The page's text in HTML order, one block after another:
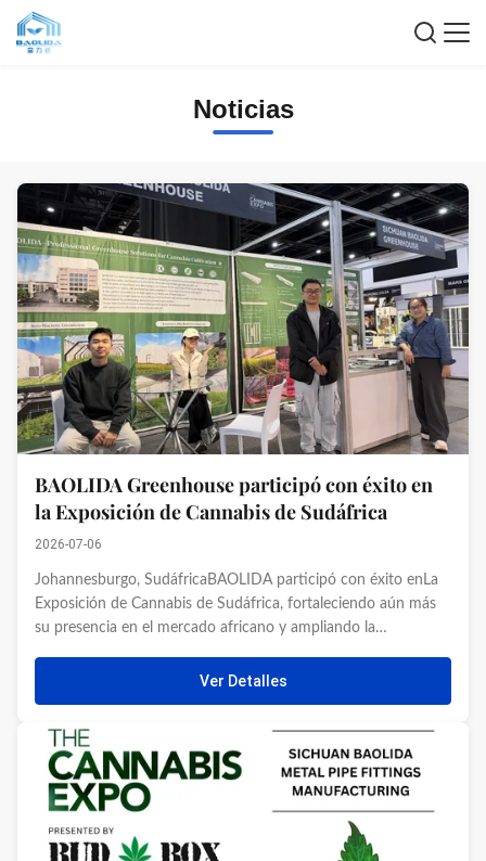
Noticias
BAOLIDA Greenhouse participó con éxito en
la Exposición de Cannabis de Sudáfrica
2026-07-06
Johannesburgo, SudáfricaBAOLIDA participó con éxito enLa
Exposición de Cannabis de Sudáfrica, fortaleciendo aún más
su presencia en el mercado africano y ampliando la
inversores de proyectos y los socios industriales en el sector
del cultivo de ...
Ver Detalles